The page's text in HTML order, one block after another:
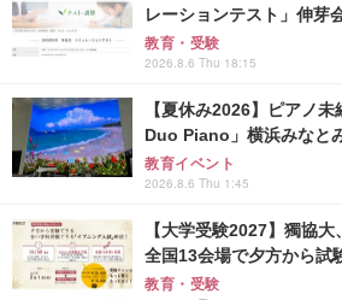
レーションテスト」伸芽
教育・受験
2026.8.6 Thu 18:15
【夏休み2026】ピアノ
Duo Piano」横浜みなと
教育イベント
2026.8.6 Thu 1:45
【大学受験2027】獨協
全国13会場で夕方から試
教育・受験